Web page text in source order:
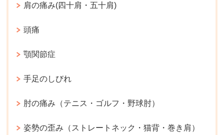
肩の痛み(四十肩・五十肩)
頭痛
顎関節症
手足のしびれ
肘の痛み（テニス・ゴルフ・野球肘）
姿勢の歪み（ストレートネック・猫背・巻き肩）